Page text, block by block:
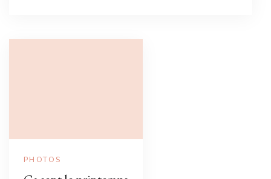
PHOTOS